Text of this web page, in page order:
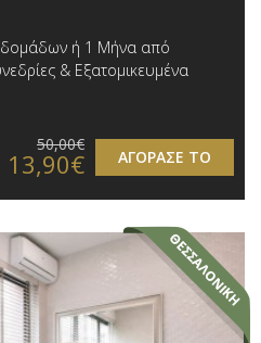
ή 1 Μήνα από
& Εξατομικευμένα
ΑΓΟΡΑΣΕ ΤΟ
50,00€
13,90€